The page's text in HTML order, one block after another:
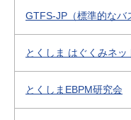
GTFS-JP（標準的なバ
とくしま はぐくみネッ
とくしまEBPM研究会